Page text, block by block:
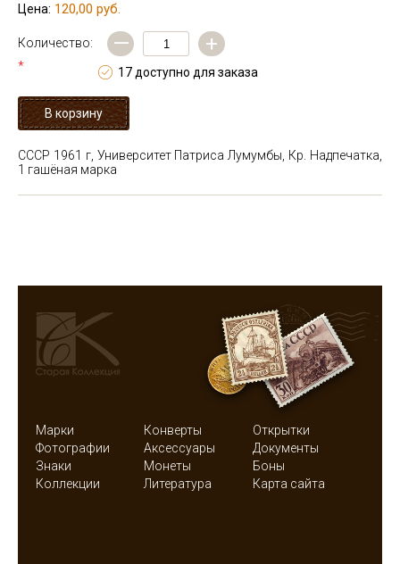
Цена: 120,00 руб.
Количество:
*
— +
17 доступно для заказа
СССР 1961 г, Университет Патриса Лумумбы, Кр. Надпечатка,
1 гашёная марка
Марки Конверты
Открытки
Фотографии
Аксессуары
Документы
Знаки
Монеты
Боны
Коллекции
Литература Карта сайта